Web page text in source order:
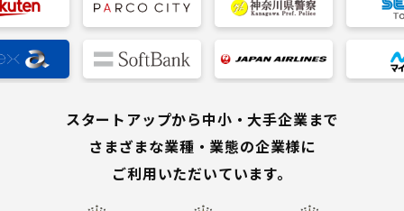
スタートアップから中小・大手企業まで
さまざまな業種・業態の企業様に
ご利用いただいています。